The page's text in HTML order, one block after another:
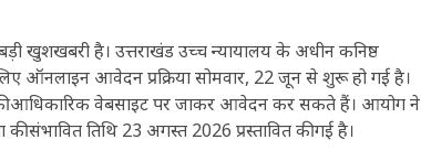
खुशखबरी है। उत्तराखंड उच्च न्यायालय के अधीन कनिष्ठ
ऑनलाइन आवेदन प्रक्रिया सोमवार, 22 जून से शुरू हो गई है।
आधिकारिक वेबसाइट पर जाकर आवेदन कर सकते हैं। आयोग ने
संभावित तिथि 23 अगस्त 2026 प्रस्तावित की गई है।